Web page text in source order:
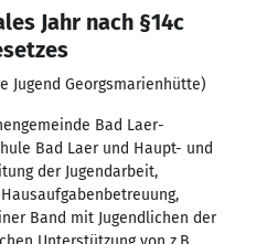
Jahr nach §14c
Jugend Georgsmarienhütte)
Bad Laer-
Bad Laer und Haupt- und
der Jugendarbeit,
Band mit Jugendlichen der